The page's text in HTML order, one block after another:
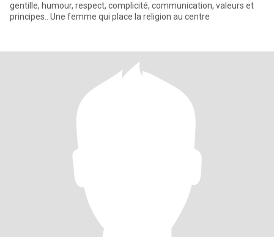
gentille, humour, respect, complicité, communication, valeurs et
principes.. Une femme qui place la religion au centre